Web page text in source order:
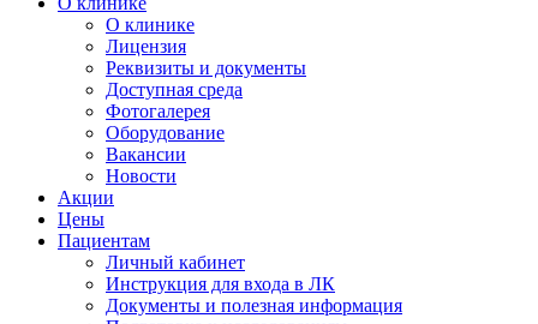
О клинике
Лицензия
Реквизиты и документы
Доступная среда
Фотогалерея
Оборудование
Вакансии
Новости
Акции
Цены
Пациентам
Личный кабинет
Инструкция для входа в ЛК
Документы и полезная информация